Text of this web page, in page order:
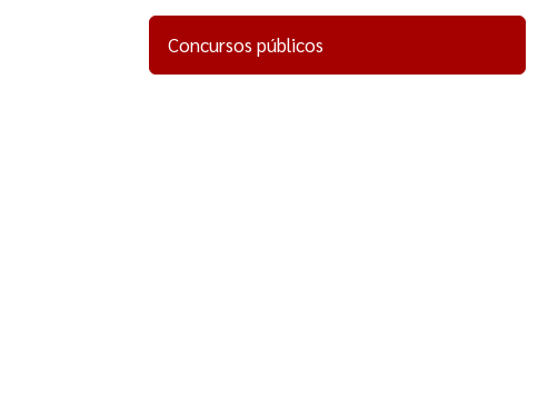
Concursos públicos